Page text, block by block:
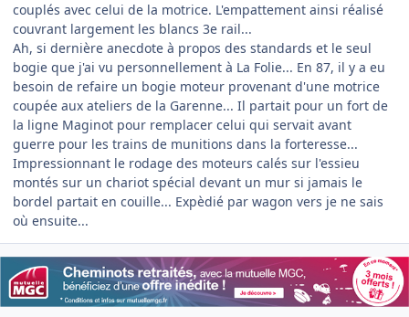
couplés avec celui de la motrice. L'empattement ainsi réalisé
couvrant largement les blancs 3e rail...
Ah, si dernière anecdote à propos des standards et le seul
bogie que j'ai vu personnellement à La Folie... En 87, il y a eu
besoin de refaire un bogie moteur provenant d'une motrice
coupée aux ateliers de la Garenne... Il partait pour un fort de
la ligne Maginot pour remplacer celui qui servait avant
guerre pour les trains de munitions dans la forteresse...
Impressionnant le rodage des moteurs calés sur l'essieu
montés sur un chariot spécial devant un mur si jamais le
bordel partait en couille... Expèdié par wagon vers je ne sais
où ensuite...